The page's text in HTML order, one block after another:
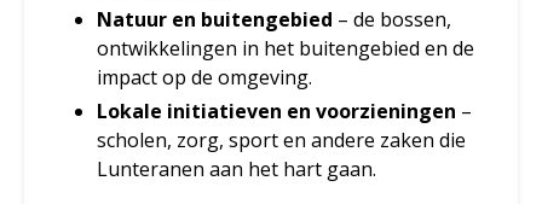
Natuur en buitengebied – de bossen,
ontwikkelingen in het buitengebied en de
impact op de omgeving.
Lokale initiatieven en voorzieningen –
scholen, zorg, sport en andere zaken die
Lunteranen aan het hart gaan.